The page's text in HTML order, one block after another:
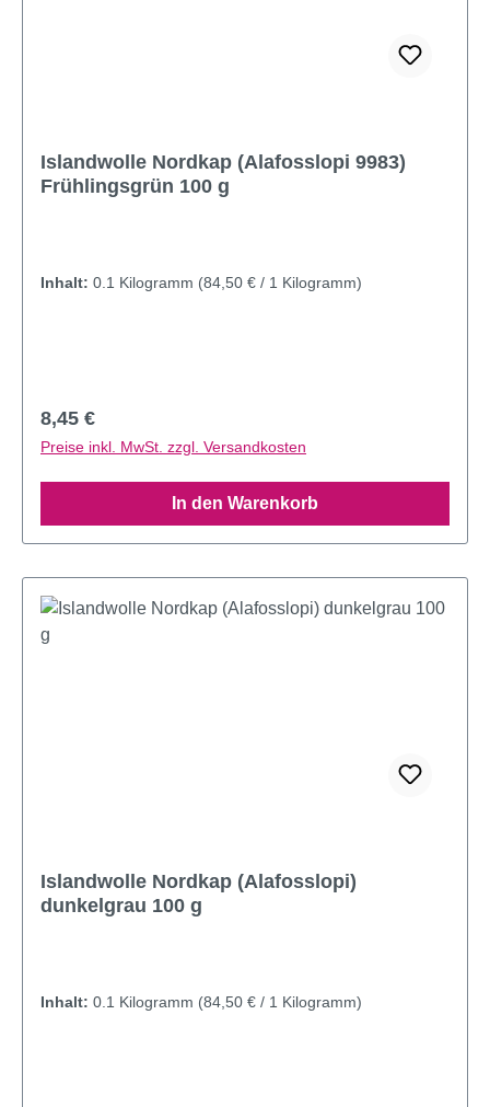
Islandwolle Nordkap (Alafosslopi 9983)
Frühlingsgrün 100 g
Inhalt: 0.1 Kilogramm (84,50 € / 1 Kilogramm)
Regulärer Preis:
8,45 €
Preise inkl. MwSt. zzgl. Versandkosten
In den Warenkorb
Islandwolle Nordkap (Alafosslopi)
dunkelgrau 100 g
Inhalt: 0.1 Kilogramm (84,50 € / 1 Kilogramm)